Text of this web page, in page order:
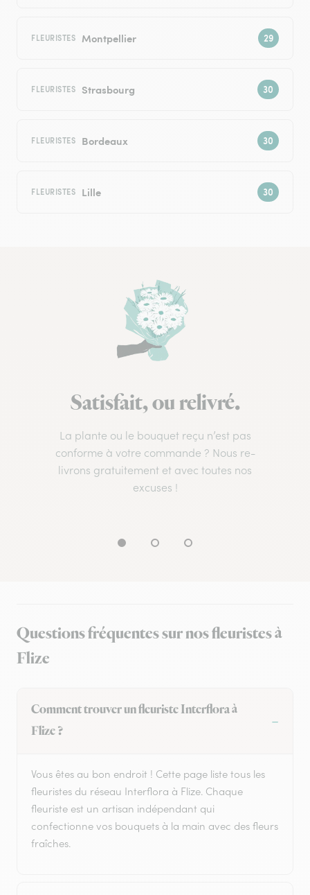
FLEURISTES Montpellier
FLEURISTES Strasbourg
FLEURISTES Bordeaux
FLEURISTES Lille
Satisfait, ou relivré.
La plante ou le bouquet reçu n’est pas
conforme à votre commande ? Nous re-
livrons gratuitement et avec toutes nos
excuses !
Questions fréquentes sur nos fleuristes à
Flize
Comment trouver un fleuriste Interflora à
Flize ?
Vous êtes au bon endroit ! Cette page liste tous les
fleuristes du réseau Interflora à Flize. Chaque
fleuriste est un artisan indépendant qui
confectionne vos bouquets à la main avec des fleurs
fraîches.